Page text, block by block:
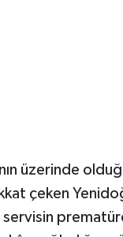
üzerinde
çeken
servisin